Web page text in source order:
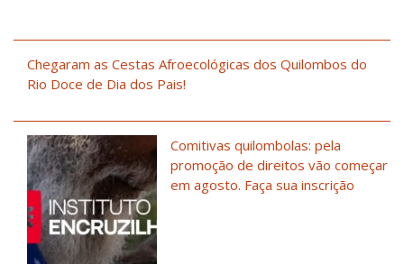
Chegaram as Cestas Afroecológicas dos Quilombos do
Rio Doce de Dia dos Pais!
Comitivas quilombolas: pela
promoção de direitos vão começar
em agosto. Faça sua inscrição